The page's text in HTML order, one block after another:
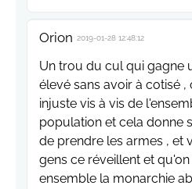
Orion 2019-01-28 12:48:12
Un trou du cul qui gagne
élevé sans avoir à cotisé
injuste vis à vis de
population et cela donne
de prendre les armes , et
gens ce réveillent et
ensemble la monarchie